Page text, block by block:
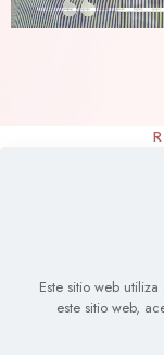
Este sitio web
este sitio web,